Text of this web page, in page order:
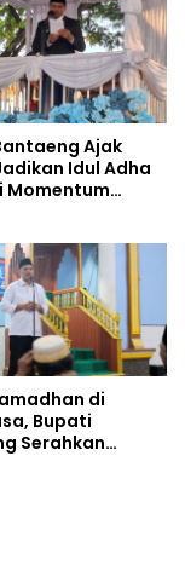
Ajak
Idul Adha
Momentum
di
Bupati
Serahkan